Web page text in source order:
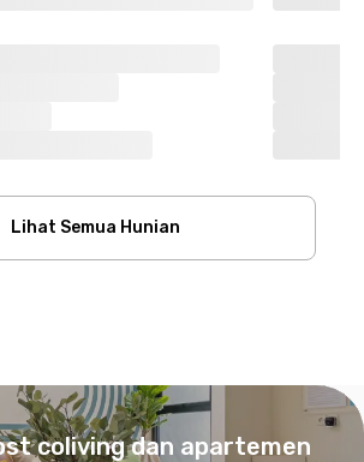
Lihat Semua Hunian
coliving dan apartemen